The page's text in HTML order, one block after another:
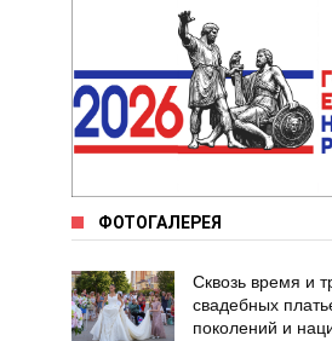
ФОТОГАЛЕРЕЯ
Сквозь время и
свадебных
поколений и